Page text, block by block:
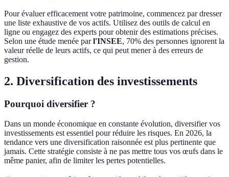
Pour évaluer efficacement votre patrimoine, commencez par dresser
une liste exhaustive de vos actifs. Utilisez des outils de calcul en
ligne ou engagez des experts pour obtenir des estimations précises.
Selon une étude menée parl'INSEE, 70% des personnes ignorent la
valeur réelle de leurs actifs, ce qui peut mener à des erreurs de
gestion.
2. Diversification des investissements
Pourquoi diversifier ?
Dans un monde économique en constante évolution, diversifier vos
investissements est essentiel pour réduire les risques. En 2026, la
tendance vers une diversification raisonnée est plus pertinente que
jamais. Cette stratégie consiste à ne pas mettre tous vos œufs dans le
même panier, afin de limiter les pertes potentielles.